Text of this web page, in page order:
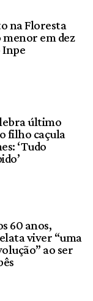
na Floresta
menor em dez
Inpe
último
filho caçula
‘Tudo
60 anos,
viver “uma
ao ser